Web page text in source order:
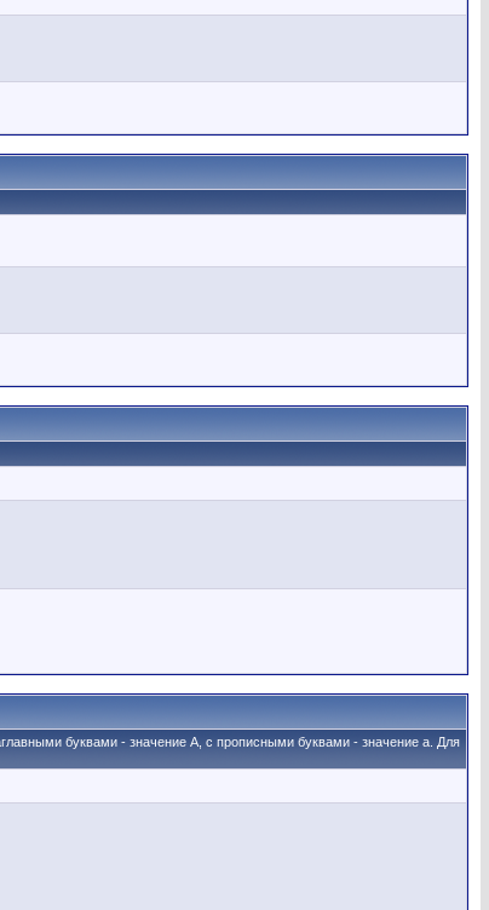
буквами - значение A, с прописными буквами - значение а. Для